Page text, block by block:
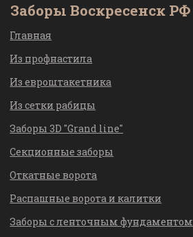
Заборы Воскресенск РФ
Главная
Из профнастила
Из евроштакетника
Из сетки рабицы
Заборы 3D "Grand line"
Секционные заборы
Откатные ворота
Распашные ворота и калитки
Заборы с ленточным фундаментом